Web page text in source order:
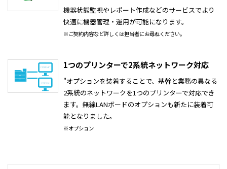
機器状態監視やレポート作成などのサービスでより
快適に機器管理・運用が可能になります。
※ご契約内容など詳しくは担当者にお尋ねください。
1つのプリンターで2系統ネットワーク対応
"オプションを装着することで、基幹と業務の異なる
2系統のネットワークを1つのプリンターで対応でき
ます。無線LANボードのオプションも新たに装着可
能となりました。
※オプション